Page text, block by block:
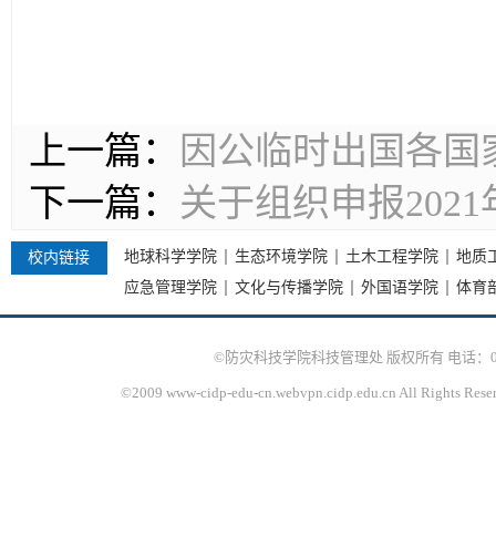
上一篇：
因公临时出国各
下一篇： 关于组织申报
校内链接 地球科学学院 生态环境学院 土木工程学院
地质
应急管理学院
文化与传播学院 外国语学院 体育
©防灾科技学院科技管理处 版权所有 电话：
©2009 www-cidp-edu-cn.webvpn.cidp.edu.cn All Rights